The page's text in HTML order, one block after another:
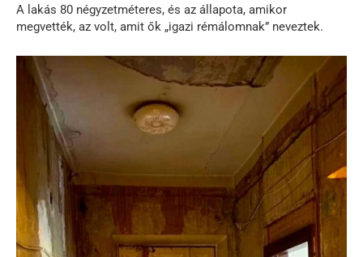
A lakás 80 négyzetméteres, és az állapota, amikor
megvették, az volt, amit ők „igazi rémálomnak” neveztek.